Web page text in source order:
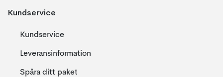
Kundservice
Kundservice
Leveransinformation
Spåra ditt paket